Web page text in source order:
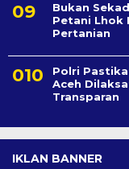
Bukan
Petani Lhok
Pertanian
Polri
Aceh
Transparan
IKLAN BANNER